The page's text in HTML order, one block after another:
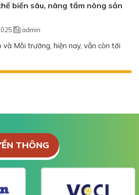
biến sâu, nâng tầm nông sản
admin
Môi trường, hiện nay, vẫn còn tới
THÔNG